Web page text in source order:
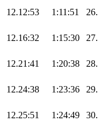
12.12:53 1:11:51 26.
12.16:32 1:15:30 27.
12.21:41 1:20:38 28.
12.24:38 1:23:36 29.
12.25:51 1:24:49 30.